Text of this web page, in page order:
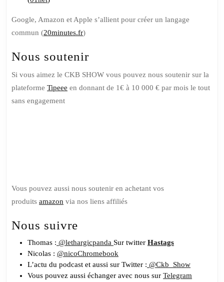
Google, Amazon et Apple s’allient pour créer un langage
commun (20minutes.fr)
Nous soutenir
Si vous aimez le CKB SHOW vous pouvez nous soutenir sur la
plateforme Tipeee en donnant de 1€ à 10 000 € par mois le tout
sans engagement
Vous pouvez aussi nous soutenir en achetant vos
produits amazon via nos liens affiliés
Nous suivre
Thomas : @lethargicpanda Sur twitter Hastags
Nicolas : @nicoChromebook
L’actu du podcast et aussi sur Twitter : @Ckb_Show
Vous pouvez aussi échanger avec nous sur Telegram